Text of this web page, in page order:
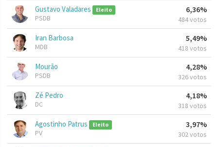
Gustavo Valadares Eleito
PSDB
6,36%
484 votos
Iran Barbosa
MDB
5,49%
418 votos
Mourão
PSDB
4,28%
326 votos
Zé Pedro
DC
4,18%
318 votos
Agostinho Patrus Eleito
PV
3,97%
302 votos